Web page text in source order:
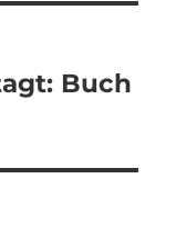
Buch